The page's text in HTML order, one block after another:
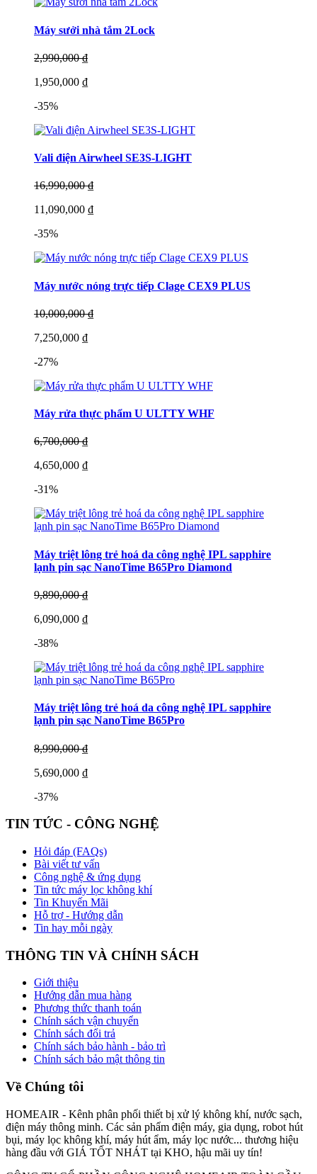
Máy sưởi nhà tắm 2Lock
2,990,000 ₫
1,950,000 ₫
-35%
Vali điện Airwheel SE3S-LIGHT
16,990,000 ₫
11,090,000 ₫
-35%
Máy nước nóng trực tiếp Clage CEX9 PLUS
10,000,000 ₫
7,250,000 ₫
-27%
Máy rửa thực phẩm U ULTTY WHF
6,700,000 ₫
4,650,000 ₫
-31%
Máy triệt lông trẻ hoá da công nghệ IPL sapphire
lạnh pin sạc NanoTime B65Pro Diamond
9,890,000 ₫
6,090,000 ₫
-38%
Máy triệt lông trẻ hoá da công nghệ IPL sapphire
lạnh pin sạc NanoTime B65Pro
8,990,000 ₫
5,690,000 ₫
-37%
TIN TỨC - CÔNG NGHỆ
Hỏi đáp (FAQs)
Bài viết tư vấn
Công nghệ & ứng dụng
Tin tức máy lọc không khí
Tin Khuyến Mãi
Hỗ trợ - Hướng dẫn
Tin hay mỗi ngày
THÔNG TIN VÀ CHÍNH SÁCH
Giới thiệu
Hướng dẫn mua hàng
Phương thức thanh toán
Chính sách vận chuyển
Chính sách đổi trả
Chính sách bảo hành - bảo trì
Chính sách bảo mật thông tin
Về Chúng tôi
HOMEAIR - Kênh phân phối thiết bị xử lý không khí, nước sạch,
điện máy thông minh. Các sản phẩm điện máy, gia dụng, robot hút
bụi, máy lọc không khí, máy hút ẩm, máy lọc nước... thương hiệu
hàng đầu với GIÁ TỐT NHÁT tại KHO, hậu mãi uy tín!